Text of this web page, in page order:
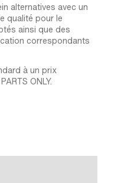
alternatives avec un
qualité pour le
ainsi que des
correspondants
à un prix
ONLY.